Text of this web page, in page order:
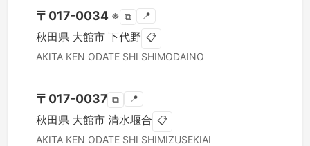
〒 017-0034 ※ ⧉ 📍
秋田県 大館市 下代野 📋
AKITA KEN ODATE SHI SHIMODAINO
〒 017-0037 ⧉ 📍
秋田県 大館市 清水堰合 📋
AKITA KEN ODATE SHI SHIMIZUSEKIAI